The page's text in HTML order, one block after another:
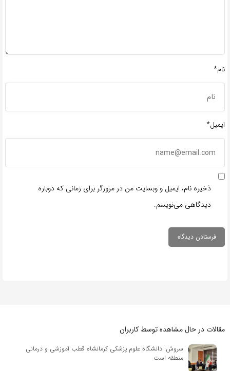
نام*
ایمیل*
ذخیره نام، ایمیل و وبسایت من در مرورگر برای زمانی که دوباره
دیدگاهی می‌نویسم.
مقالات در حال مشاهده توسط کاربران
سروش: دانشگاه علوم پزشکی کرمانشاه قطب آموزشی و درمانی
منطقه است